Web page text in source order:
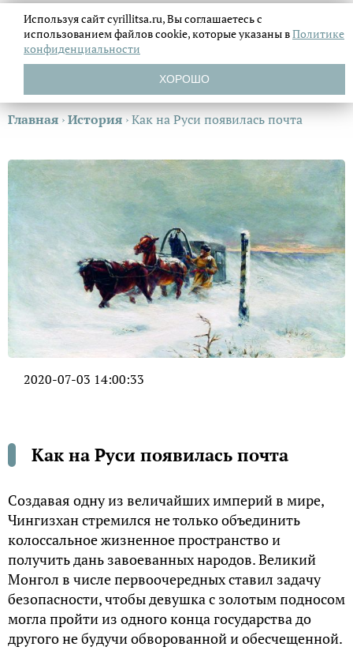
Главная ›История ›Как на Руси появилась почта
2020-07-03 14:00:33
Как на Руси появилась почта
Создавая одну из величайших империй в мире,
Чингизхан стремился не только объединить
колоссальное жизненное пространство и
получить дань завоеванных народов. Великий
Монгол в числе первоочередных ставил задачу
безопасности, чтобы девушка с золотым подносом
могла пройти из одного конца государства до
другого не будучи обворованной и обесчещенной.
Используя сайт cyrillitsa.ru, Вы соглашаетесь с
использованием файловcookie, которые указаны вПолитике
конфиденциальности
ХОРОШО